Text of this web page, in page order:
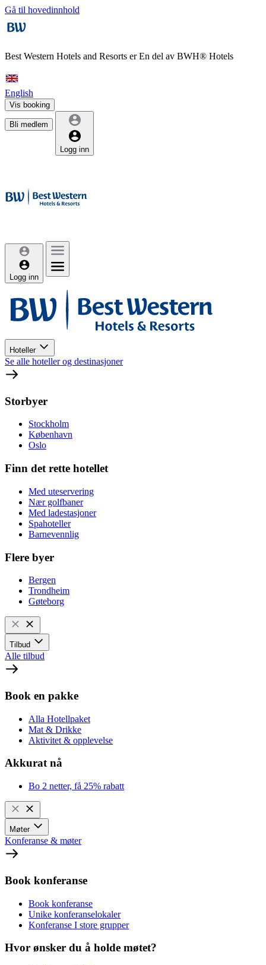
Gå til hovedinnhold
Best Western Hotels and Resorts erEn del av BWH® Hotels
English
Vis booking
Bli medlem
Logg inn
Logg inn
Hoteller
Se alle hoteller og destinasjoner
Storbyer
Stockholm
København
Oslo
Finn det rette hotellet
Med uteservering
Nær golfbaner
Med ladestasjoner
Spahoteller
Barnevennlig
Flere byer
Bergen
Trondheim
Gøteborg
Tilbud
Alle tilbud
Book en pakke
Alla Hotellpaket
Mat & Drikke
Aktivitet & opplevelse
Akkurat nå
Bo 2 netter, få 25% rabatt
Møter
Konferanse & møter
Book konferanse
Book konferanse
Unike konferanselokaler
Konferanse I store grupper
Hvor ønsker du å holde møtet?